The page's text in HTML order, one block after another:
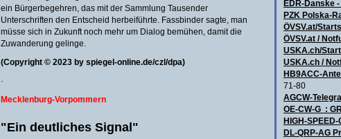
EDR-Danske
PZK Polska-
ÖVSV.at/
ÖVSV.at /
USKA.ch/
USKA.ch /
HB9ACC-
71-80
AGCW-
OE-CW-G :
HIGH-SPEED-
DL-QRP-AG
ein Bürgerbegehren, das mit der Sammlung Tausender
Unterschriften den Entscheid herbeiführte. Fassbinder sagte, man
müsse sich in Zukunft noch mehr um Dialog bemühen, damit die
Zuwanderung gelinge.
(Copyright © 2023 by spiegel-online.de/czl/dpa)
·
Mecklenburg-Vorpommern
"Ein deutliches Signal"